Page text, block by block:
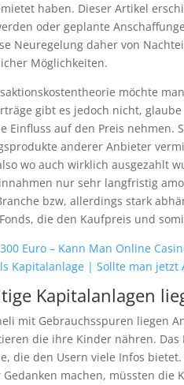
haben. Dieser Artikel
oder geplante
Neuregelung daher von
Möglichkeiten.
möchte
gibt es jedoch nicht,
Einfluss auf den Preis nehmen.
anderer Anbieter
wo auch wirklich ausgezahlt
nur sehr langfristig
bzw, allerdings stark
die den Kaufpreis und
Euro – Kann Man Online
Kapitalanlage | Sollte man jetzt
Kapitalanlagen
mit Gebrauchsspuren liegen
die ihre Kinder nähren.
die den Usern viele Infos
machen, müssten die